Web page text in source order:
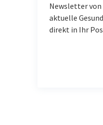
Newsletter
aktuelle
direkt in Ihr